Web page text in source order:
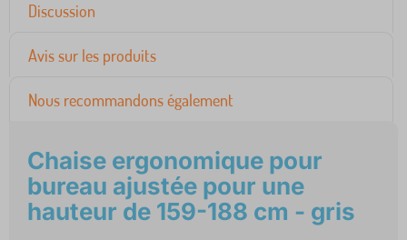
Discussion
Avis sur les produits
Nous recommandons également
Chaise ergonomique pour
bureau ajustée pour une
hauteur de 159-188 cm - gris